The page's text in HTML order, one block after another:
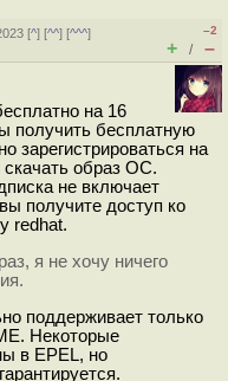
[^] [^^] [^^^]
–2
+ / –
на 16
получить бесплатную
зарегистрироваться на
образ ОС.
не включает
получите доступ ко
redhat.
я не хочу ничего
поддерживает только
Некоторые
в EPEL, но